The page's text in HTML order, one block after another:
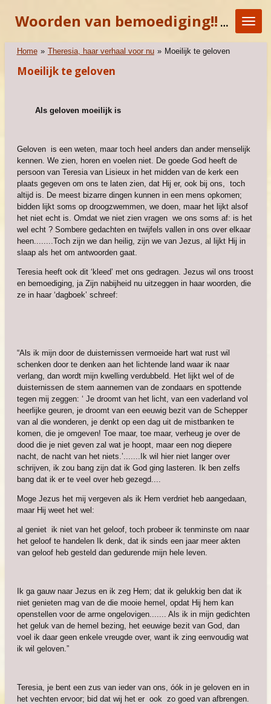
direct
hoofdinhoud
Woorden van bemoediging!!"KOM
Home » Theresia, haar verhaal voor nu » Moeilijk te geloven
Moeilijk te geloven
Als geloven moeilijk is
Geloven is een weten, maar toch heel anders dan ander menselijk
kennen. We zien, horen en voelen niet. De goede God heeft de
persoon van Teresia van Lisieux in het midden van de kerk een
plaats gegeven om ons te laten zien, dat Hij er, ook bij ons, toch
altijd is. De meest bizarre dingen kunnen in een mens opkomen;
bidden lijkt soms op droogzwemmen, we doen, maar het lijkt alsof
het niet echt is. Omdat we niet zien vragen we ons soms af: is het
wel echt ? Sombere gedachten en twijfels vallen in ons over elkaar
heen........Toch zijn we dan heilig, zijn we van Jezus, al lijkt Hij in
slaap als het om antwoorden gaat.
Teresia heeft ook dit ‘kleed’ met ons gedragen. Jezus wil ons troost
en bemoediging, ja Zijn nabijheid nu uitzeggen in haar woorden, die
ze in haar ‘dagboek’ schreef:
“Als ik mijn door de duisternissen vermoeide hart wat rust wil
schenken door te denken aan het lichtende land waar ik naar
verlang, dan wordt mijn kwelling verdubbeld. Het lijkt wel of de
duisternissen de stem aannemen van de zondaars en spottende
tegen mij zeggen: ‘ Je droomt van het licht, van een vaderland vol
heerlijke geuren, je droomt van een eeuwig bezit van de Schepper
van al die wonderen, je denkt op een dag uit de mistbanken te
komen, die je omgeven! Toe maar, toe maar, verheug je over de
dood die je niet geven zal wat je hoopt, maar een nog diepere
nacht, de nacht van het niets.’.......Ik wil hier niet langer over
schrijven, ik zou bang zijn dat ik God ging lasteren. Ik ben zelfs
bang dat ik er te veel over heb gezegd....
Moge Jezus het mij vergeven als ik Hem verdriet heb aangedaan,
maar Hij weet het wel:
al geniet ik niet van het geloof, toch probeer ik tenminste om naar
het geloof te handelen Ik denk, dat ik sinds een jaar meer akten
van geloof heb gesteld dan gedurende mijn hele leven.
Ik ga gauw naar Jezus en ik zeg Hem; dat ik gelukkig ben dat ik
niet genieten mag van de die mooie hemel, opdat Hij hem kan
openstellen voor de arme ongelovigen....... Als ik in mijn gedichten
het geluk van de hemel bezing, het eeuwige bezit van God, dan
voel ik daar geen enkele vreugde over, want ik zing eenvoudig wat
ik wil geloven.”
Teresia, je bent een zus van ieder van ons, óók in je geloven en in
het vechten ervoor; bid dat wij het er ook zo goed van afbrengen.